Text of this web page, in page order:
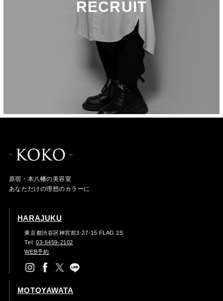
RECRUIT
原宿・本八幡の美容室
あなただけの理想のカラーに
HARAJUKU
東京都渋谷区神宮前3-27-15 FLAG 2S
Tel:03-6459-2102
WEB予約
MOTOYAWATA